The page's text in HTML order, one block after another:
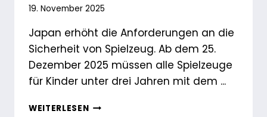
19. November 2025
Japan erhöht die Anforderungen an die
Sicherheit von Spielzeug. Ab dem 25.
Dezember 2025 müssen alle Spielzeuge
für Kinder unter drei Jahren mit dem ...
WEITERLESENJAPANS